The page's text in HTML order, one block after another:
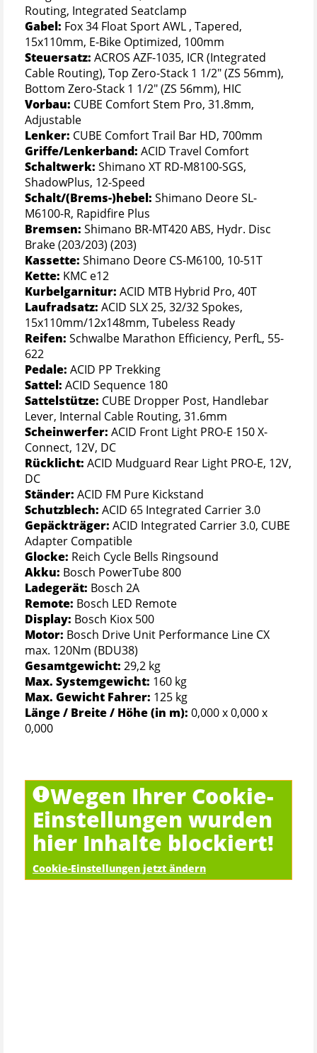
Routing, Integrated Seatclamp
Gabel: Fox 34 Float Sport AWL , Tapered,
15x110mm, E-Bike Optimized, 100mm
Steuersatz: ACROS AZF-1035, ICR (Integrated
Cable Routing), Top Zero-Stack 1 1/2" (ZS 56mm),
Bottom Zero-Stack 1 1/2" (ZS 56mm), HIC
Vorbau: CUBE Comfort Stem Pro, 31.8mm,
Adjustable
Lenker: CUBE Comfort Trail Bar HD, 700mm
Griffe/Lenkerband: ACID Travel Comfort
Schaltwerk: Shimano XT RD-M8100-SGS,
ShadowPlus, 12-Speed
Schalt/(Brems-)hebel: Shimano Deore SL-
M6100-R, Rapidfire Plus
Bremsen: Shimano BR-MT420 ABS, Hydr. Disc
Brake (203/203) (203)
Kassette: Shimano Deore CS-M6100, 10-51T
Kette: KMC e12
Kurbelgarnitur: ACID MTB Hybrid Pro, 40T
Laufradsatz: ACID SLX 25, 32/32 Spokes,
15x110mm/12x148mm, Tubeless Ready
Reifen: Schwalbe Marathon Efficiency, PerfL, 55-
622
Pedale: ACID PP Trekking
Sattel: ACID Sequence 180
Sattelstütze: CUBE Dropper Post, Handlebar
Lever, Internal Cable Routing, 31.6mm
Scheinwerfer: ACID Front Light PRO-E 150 X-
Connect, 12V, DC
Rücklicht: ACID Mudguard Rear Light PRO-E, 12V,
DC
Ständer: ACID FM Pure Kickstand
Schutzblech: ACID 65 Integrated Carrier 3.0
Gepäckträger: ACID Integrated Carrier 3.0, CUBE
Adapter Compatible
Glocke: Reich Cycle Bells Ringsound
Akku: Bosch PowerTube 800
Ladegerät: Bosch 2A
Remote: Bosch LED Remote
Display: Bosch Kiox 500
Motor: Bosch Drive Unit Performance Line CX
max. 120Nm (BDU38)
Gesamtgewicht: 29,2 kg
Max. Systemgewicht: 160 kg
Max. Gewicht Fahrer: 125 kg
Länge / Breite / Höhe (in m): 0,000 x 0,000 x
0,000
Wegen Ihrer Cookie-
Einstellungen wurden
hier Inhalte blockiert!
Cookie-Einstellungen jetzt ändern